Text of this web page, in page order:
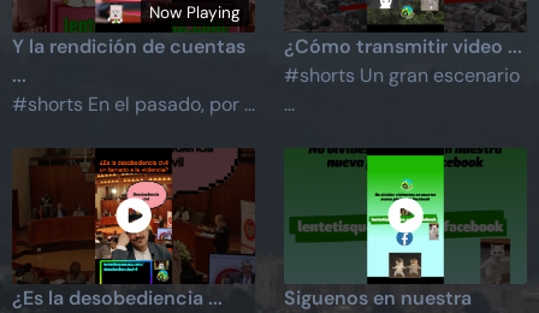
Now Playing
Y la rendición de cuentas
...
#shorts En el pasado, por ...
¿Cómo transmitir video ...
#shorts Un gran escenario
...
¿Es la desobediencia ...
Siguenos en nuestra